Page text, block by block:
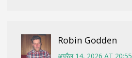
Robin Godden
अप्रैल 14, 2026 AT 20:55